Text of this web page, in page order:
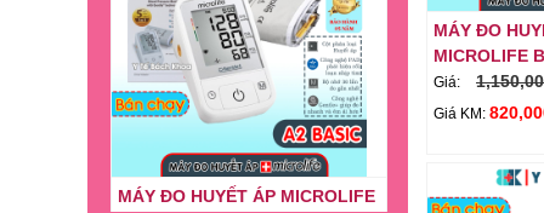
MÁY ĐO HUYẾT ÁP MICROLIFE
BP A2 BASIC
MÁY ĐO
MICROLIFE
Giá:
Giá KM: